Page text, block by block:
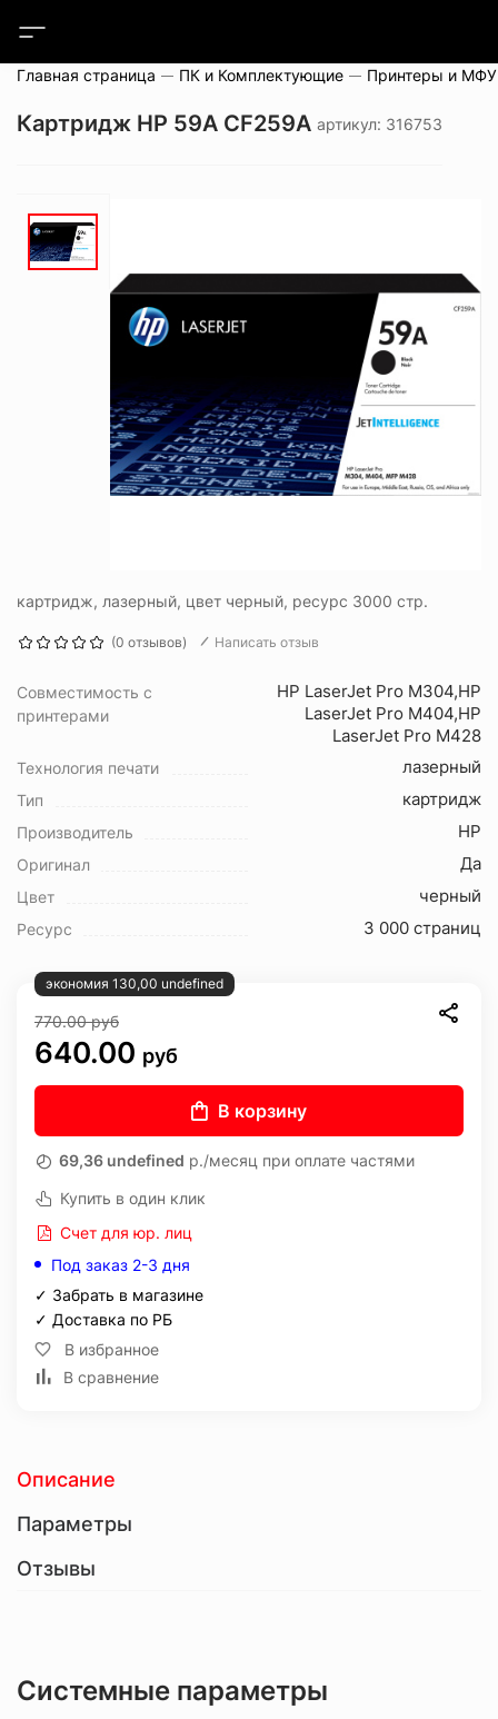
Главная страница ПК и Комплектующие Принтеры и МФУ
Картридж HP 59A CF259A артикул: 316753
картридж, лазерный, цвет черный, ресурс 3000 стр.
(0 отзывов) Написать отзыв
Совместимость с
принтерами
HP LaserJet Pro M304,HP
LaserJet Pro M404,HP
LaserJet Pro M428
Технология печати лазерный
Тип картридж
Производитель HP
Оригинал Да
Цвет черный
Ресурс 3 000 страниц
экономия 130,00 undefined
770.00руб
640.00 руб
В корзину
69,36 undefined р./месяц при оплате частями
Купить в один клик
Счет для юр. лиц
Под заказ 2-3 дня
✓ Забрать в магазине
✓ Доставка по РБ
В избранное
В сравнение
Описание
Параметры
Отзывы
Системные параметры